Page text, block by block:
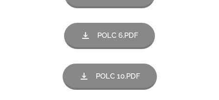
POLC 6.PDF
POLC 10.PDF